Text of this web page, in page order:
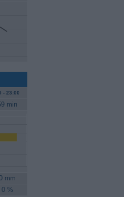
- 23:00
min
mm
0 %